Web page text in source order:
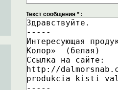
Текст сообщения * :